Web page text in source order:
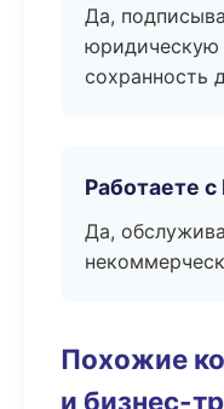
Да,
юридическую
сохранность
Работаете
Да,
Похожие
и бизнес-